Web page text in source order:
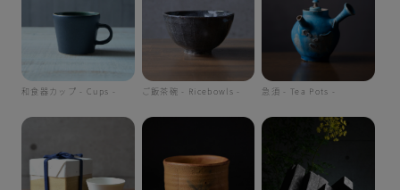
和食器カップ - Cups - ご飯茶碗 - Ricebowls - 急須 - Tea Pots -